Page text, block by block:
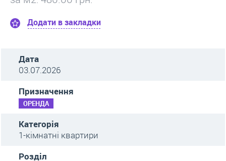
Додати в закладки
Дата
03.07.2026
Призначення
ОРЕНДА
Категорія
1-кімнатні квартири
Розділ